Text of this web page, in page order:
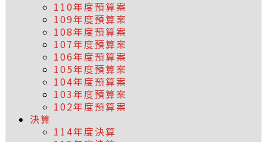
110年度預算案
109年度預算案
108年度預算案
107年度預算案
106年度預算案
105年度預算案
104年度預算案
103年度預算案
102年度預算案
決算
114年度決算